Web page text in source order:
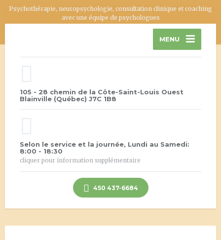
Psychothérapie, neuropsychologie, consultation clinique et coaching
avec une équipe de psychologues
MENU
105 - 28 chemin de la Côte-Saint-Louis Ouest
Blainville (Québec) J7C 1B8
Selon le service et la journée, Lundi au Samedi:
8:00 - 18:30
cliquer pour information supplémentaire
450 437-6684